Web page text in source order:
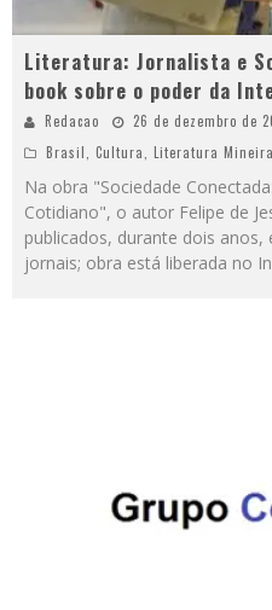
Literatura: Jornalista e
book sobre o poder da
Redacao
26 de dezembro de
Brasil
Cultura Literatura Mineira
Na obra "Sociedade
Cotidiano", o autor Felipe de
publicados, durante dois
jornais; obra está liberada no